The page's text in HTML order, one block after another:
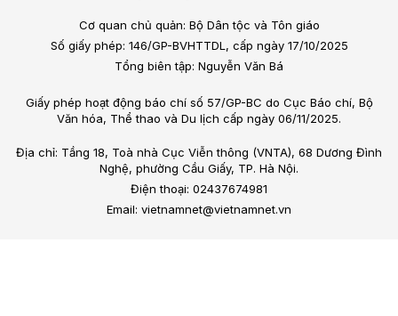
Cơ quan chủ quản: Bộ Dân tộc và Tôn giáo
Số giấy phép: 146/GP-BVHTTDL, cấp ngày 17/10/2025
Tổng biên tập: Nguyễn Văn Bá
Giấy phép hoạt động báo chí số 57/GP-BC do Cục Báo chí, Bộ
Văn hóa, Thể thao và Du lịch cấp ngày 06/11/2025.
Địa chỉ: Tầng 18, Toà nhà Cục Viễn thông (VNTA), 68 Dương Đình
Nghệ, phường Cầu Giấy, TP. Hà Nội.
Điện thoại: 02437674981
Email: vietnamnet@vietnamnet.vn